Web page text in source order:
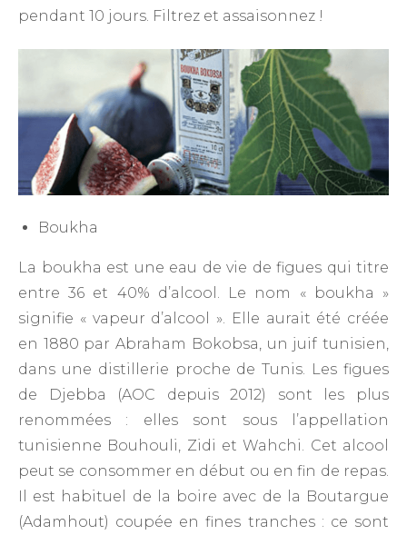
pendant 10 jours. Filtrez et assaisonnez !
Boukha
La boukha est une eau de vie de figues qui titre
entre 36 et 40% d’alcool. Le nom « boukha »
signifie « vapeur d’alcool ». Elle aurait été créée
en 1880 par Abraham Bokobsa, un juif tunisien,
dans une distillerie proche de Tunis. Les figues
de Djebba (AOC depuis 2012) sont les plus
renommées : elles sont sous l’appellation
tunisienne Bouhouli, Zidi et Wahchi. Cet alcool
peut se consommer en début ou en fin de repas.
Il est habituel de la boire avec de la Boutargue
(Adamhout) coupée en fines tranches : ce sont